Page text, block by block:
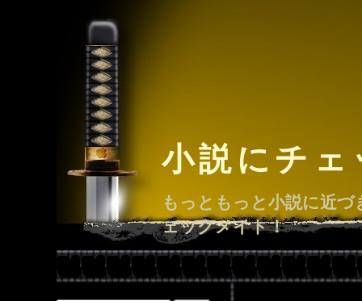
小説にチ
もっともっと小説に近
ェックメイト！